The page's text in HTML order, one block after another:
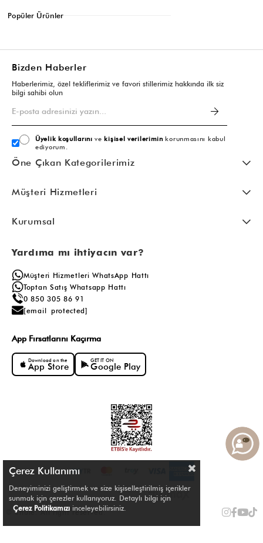
Aralık 01, 2025
Bizden Haberler
Haberlerimiz, özel tekliflerimiz ve favori stillerimiz hakkında ilk siz
bilgi sahibi olun
Üyelik koşullarını vekişisel verileriminkorunmasını kabul
ediyorum.
Öne Çıkan Kategorilerimiz
Müşteri Hizmetleri
Kurumsal
Yardıma mı ihtiyacın var?
Müşteri Hizmetleri WhatsApp Hattı
Toptan Satış Whatsapp Hattı
0 850 305 86 91
[email protected]
App Fırsatlarını Kaçırma
Download on the
App Store
GET IT ON
Google Play
© Shule. All right reserved.
Çerez Kullanımı
Deneyiminizi geliştirmek ve size kişiselleştirilmiş içerikler
sunmak için çerezler kullanıyoruz. Detaylı bilgi için
Çerez Politikamızı inceleyebilirsiniz.
Popüler Ürünler